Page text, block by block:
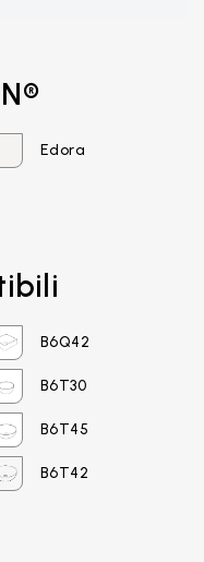
Edora
B6Q42
B6T30
B6T45
B6T42